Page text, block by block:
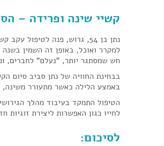
קשיי שינה ופרידה –
נתן בן 54, גרוש, פנה
חש שמסתגר יותר, "נעלם" לחברים,
בבחינת החוויה של נתן סביב סיום
באמצע הלילה כאשר מתעורר משינה,
הטיפול התמקד בעיבוד מהלך
לחייו כגון האפשרות ליצירת
לסיכום: